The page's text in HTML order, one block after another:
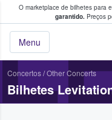
O marketplace de bilhetes para
garantido.Preços
Menu
fãs compram
Concertos/Other Concerts
Bilhetes